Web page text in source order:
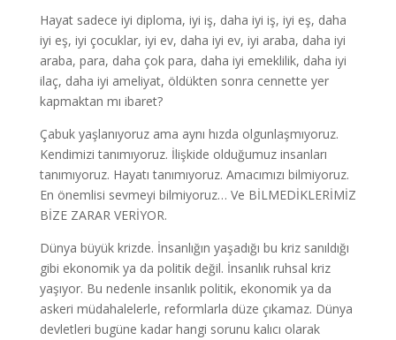
Hayat sadece iyi diploma, iyi iş, daha iyi iş, iyi eş, daha
iyi eş, iyi çocuklar, iyi ev, daha iyi ev, iyi araba, daha iyi
araba, para, daha çok para, daha iyi emeklilik, daha iyi
ilaç, daha iyi ameliyat, öldükten sonra cennette yer
kapmaktan mı ibaret?
Çabuk yaşlanıyoruz ama aynı hızda olgunlaşmıyoruz.
Kendimizi tanımıyoruz. İlişkide olduğumuz insanları
tanımıyoruz. Hayatı tanımıyoruz. Amacımızı bilmiyoruz.
En önemlisi sevmeyi bilmiyoruz… Ve BİLMEDİKLERİMİZ
BİZE ZARAR VERİYOR.
Dünya büyük krizde. İnsanlığın yaşadığı bu kriz sanıldığı
gibi ekonomik ya da politik değil. İnsanlık ruhsal kriz
yaşıyor. Bu nedenle insanlık politik, ekonomik ya da
askeri müdahalelerle, reformlarla düze çıkamaz. Dünya
devletleri bugüne kadar hangi sorunu kalıcı olarak